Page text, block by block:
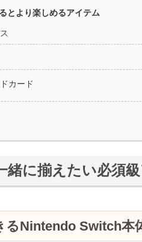
とより楽しめるアイテム
カード
緒に揃えたい必須
るNintendo Switch本